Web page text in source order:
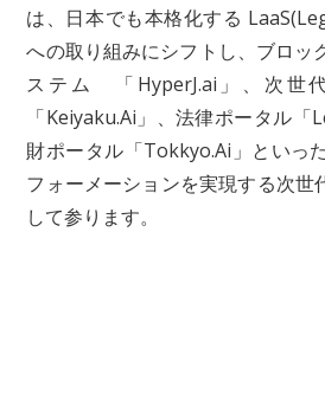
は、日本でも本格化する
への取り組みにシフトし、ブロッ
ステム 「HyperJ.ai」、次世
「Keiyaku.Ai」、法律ポータル「
財ポータル「Tokkyo.Ai」といっ
フォーメーションを実現する次世
して参ります。